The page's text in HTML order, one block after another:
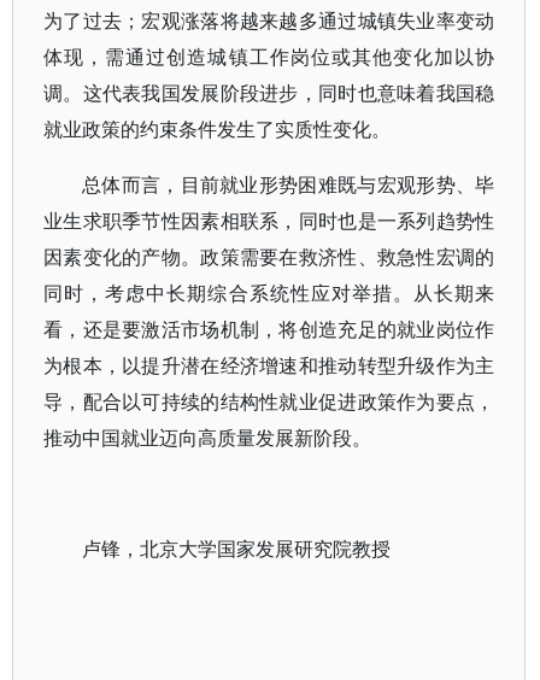
为了过去；宏观涨落将越来越多通过城镇失业率变动
体现，需通过创造城镇工作岗位或其他变化加以协
调。这代表我国发展阶段进步，同时也意味着我国稳
就业政策的约束条件发生了实质性变化。
总体而言，目前就业形势困难既与宏观形势、毕
业生求职季节性因素相联系，同时也是一系列趋势性
因素变化的产物。政策需要在救济性、救急性宏调的
同时，考虑中长期综合系统性应对举措。从长期来
看，还是要激活市场机制，将创造充足的就业岗位作
为根本，以提升潜在经济增速和推动转型升级作为主
导，配合以可持续的结构性就业促进政策作为要点，
推动中国就业迈向高质量发展新阶段。
卢锋，北京大学国家发展研究院教授